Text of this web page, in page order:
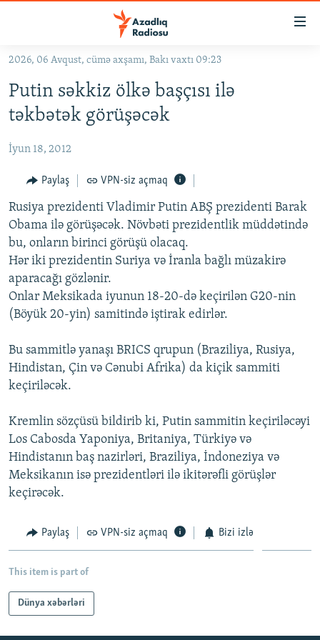
Əsas
qayıt
Əsas
qayıt
KORRUPSIOMETR
#ƏSLINDƏ
FƏRQƏ BAX
QANUNI DOĞRU
ARAŞDIRMA
MULTIMEDIA
VIDEO
FOTOQALEREYA
KARIKATURA
RADIO ARXIV
OXU ZALI
İSLAM VƏ DEMOKRATIYA
İZ - MƏDƏNIYYƏT PROQRAMI
HAQQIMIZDA
PEŞƏ ETIKASI VƏ JURNALISTIKA STANDARTLARIMIZ
MATERIALLARIMIZDAN ISTIFADƏ
BIZIMLƏ ƏLAQƏ
XƏBƏR BÜLLETENLƏRIMIZ
BIZI IZLƏ
RFE/RL-in bütün saytları
2026, 06 Avqust, cümə axşamı, Bakı vaxtı 09:23
Putin səkkiz ölkə başçısı ilə
təkbətək görüşəcək
İyun 18, 2012
Paylaş VPN-siz açmaq
Rusiya prezidenti Vladimir Putin ABŞ prezidenti Barak
Obama ilə görüşəcək. Növbəti prezidentlik müddətində
bu, onların birinci görüşü olacaq.
Hər iki prezidentin Suriya və İranla bağlı müzakirə
aparacağı gözlənir.
Onlar Meksikada iyunun 18-20-də keçirilən G20-nin
(Böyük 20-yin) samitində iştirak edirlər.
Bu sammitlə yanaşı BRICS qrupun (Braziliya, Rusiya,
Hindistan, Çin və Cənubi Afrika) da kiçik sammiti
keçiriləcək.
Kremlin sözçüsü bildirib ki, Putin sammitin keçiriləcəyi
Los Cabosda Yaponiya, Britaniya, Türkiyə və
Hindistanın baş nazirləri, Braziliya, İndoneziya və
Meksikanın isə prezidentləri ilə ikitərəfli görüşlər
keçirəcək.
Paylaş VPN-siz açmaq Bizi izlə
This item is part of
Dünya xəbərləri